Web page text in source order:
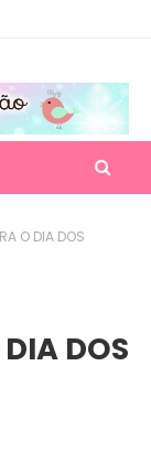
O DIA DOS
DOS